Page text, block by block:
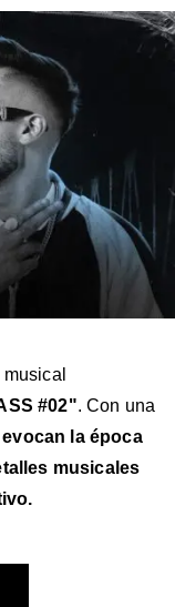
en
#02". Con una
la época
musicales